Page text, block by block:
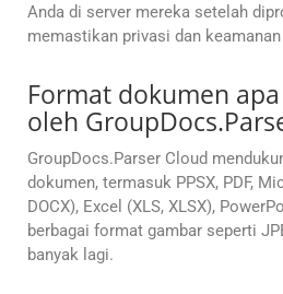
Anda di server mereka setelah
memastikan privasi dan
Format dokumen
oleh
GroupDocs.Parser Cloud
dokumen, termasuk PPSX, PDF,
DOCX), Excel (XLS, XLSX),
berbagai format gambar seperti
banyak lagi.